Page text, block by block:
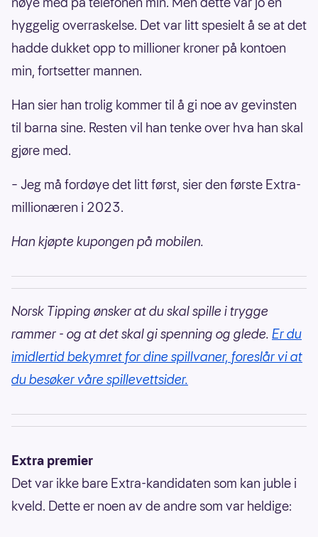
hyggelig overraskelse. Det var litt spesielt å se at det
hadde dukket opp to millioner kroner på kontoen
min, fortsetter mannen.
Han sier han trolig kommer til å gi noe av gevinsten
til barna sine. Resten vil han tenke over hva han skal
gjøre med.
– Jeg må fordøye det litt først, sier den første Extra-
millionæren i 2023.
Han kjøpte kupongen på mobilen.
Norsk Tipping ønsker at du skal spille i trygge
rammer - og at det skal gi spenning og glede. Er du
imidlertid bekymret for dine spillvaner, foreslår vi at
du besøker våre spillevettsider.
Extra premier
Det var ikke bare Extra-kandidaten som kan juble i
kveld. Dette er noen av de andre som var heldige: